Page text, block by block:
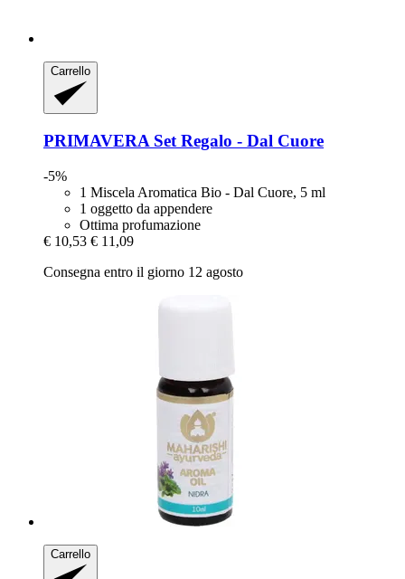
Carrello
PRIMAVERA Set Regalo -​ Dal Cuore
-5%
1 Miscela Aromatica Bio - Dal Cuore, 5 ml
1 oggetto da appendere
Ottima profumazione
€ 10,53 € 11,09
Consegna entro il giorno 12 agosto
Carrello